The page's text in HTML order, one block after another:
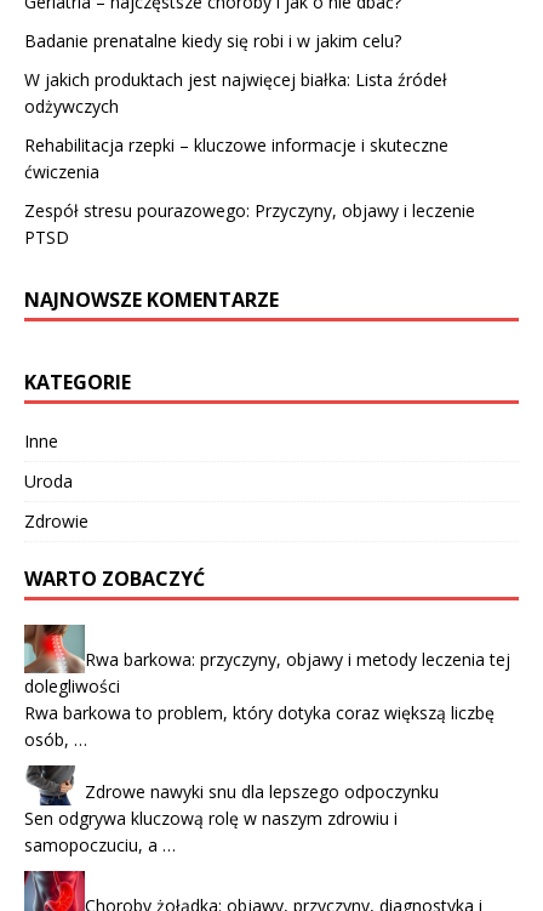
Badanie prenatalne kiedy się robi i w jakim celu?
W jakich produktach jest najwięcej białka: Lista źródeł
odżywczych
Rehabilitacja rzepki – kluczowe informacje i skuteczne
ćwiczenia
Zespół stresu pourazowego: Przyczyny, objawy i leczenie
PTSD
NAJNOWSZE KOMENTARZE
KATEGORIE
Inne
Uroda
Zdrowie
WARTO ZOBACZYĆ
Rwa barkowa: przyczyny, objawy i metody leczenia tej
dolegliwości
Rwa barkowa to problem, który dotyka coraz większą liczbę
osób, …
Zdrowe nawyki snu dla lepszego odpoczynku
Sen odgrywa kluczową rolę w naszym zdrowiu i
samopoczuciu, a …
Choroby żołądka: objawy, przyczyny, diagnostyka i